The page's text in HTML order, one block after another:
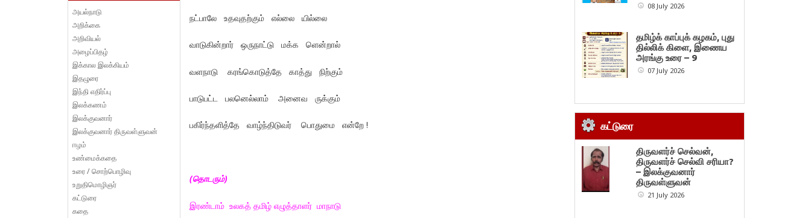
நட்பாலே உதவுதற்கும் எல்லை யில்லை
வாடுகின்றார் ஒருநாட்டு மக்க ளென்றால்
வளநாடு கரங்கொடுத்தே காத்து நிற்கும்
பாடுபட்ட பலனெல்லாம் அனைவ ருக்கும்
பகிர்ந்தளித்தே வாழ்ந்திடுவர் பொதுமை என்றே !
(தொடரும்)
இரண்டாம் உலகத் தமிழ் எழுத்தாளர் மாநாடு
அயல்நாடு
அறிக்கை
அறிவியல்
அழைப்பிதழ்
இக்கால இலக்கியம்
இதழுரை
இந்தி எதிர்ப்பு
இலக்கணம்
இலக்குவனார்
இலக்குவனார் திருவள்ளுவன்
ஈழம்
உண்மைக்கதை
உரை / சொற்பொழிவு
உறுதிமொழிஞர்
கட்டுரை
கதை
08 July 2026
தமிழ்க் காப்புக் கழகம், புது
தில்லிக் கிளை, இணைய
அரங்கு உரை – 9
07 July 2026
கட்டுரை
திருவளர்ச் செல்வன்,
திருவளர்ச் செல்வி சரியா?
– இலக்குவனார்
திருவள்ளுவன்
21 July 2026